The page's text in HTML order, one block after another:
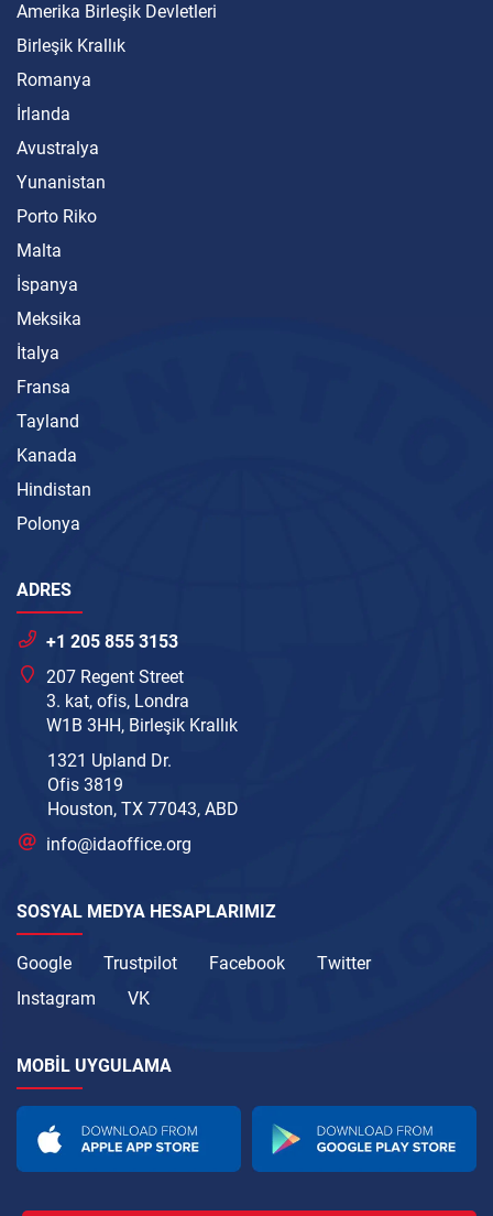
Amerika Birleşik Devletleri
Birleşik Krallık
Romanya
İrlanda
Avustralya
Yunanistan
Porto Riko
Malta
İspanya
Meksika
İtalya
Fransa
Tayland
Kanada
Hindistan
Polonya
ADRES
+1 205 855 3153
207 Regent Street
3. kat, ofis, Londra
W1B 3HH, Birleşik Krallık
1321 Upland Dr.
Ofis 3819
Houston, TX 77043, ABD
info@idaoffice.org
SOSYAL MEDYA HESAPLARIMIZ
Google Trustpilot Facebook
Twitter
Instagram
VK
MOBIL UYGULAMA